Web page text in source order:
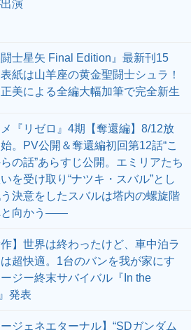
演
闘士星矢 Final Edition』最新刊15
紙は山羊座の黄金聖闘士シュラ！
美による全編大幅加筆で完全新生
『リゼロ』4期【奪還編】8/12放
。PV公開＆奪還編初回第12話“こ
の話”あらすじ公開。エミリアたち
を受け取り“ナツキ・スバル”とし
決意をしたスバルは塔内の螺旋階
と向かう――
作】世界は終わったけど、車中泊ラ
超快適。1台のバンを我が家にす
ジー終末サバイバル『In the
発表
ージェネエターナル】“SDガンダム